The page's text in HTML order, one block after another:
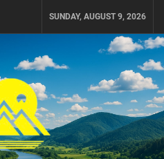
SUNDAY, AUGUST 9, 2026